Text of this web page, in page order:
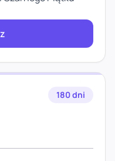
180 dni